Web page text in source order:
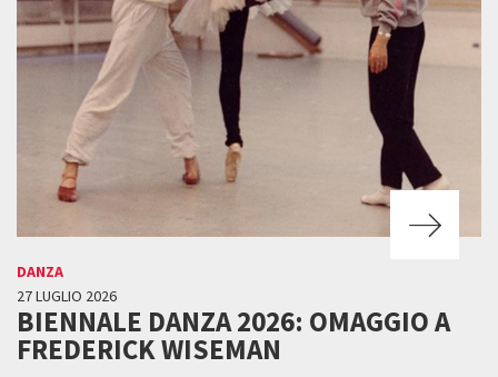
DANZA
27 LUGLIO 2026
BIENNALE DANZA 2026: OMAGGIO A
FREDERICK WISEMAN